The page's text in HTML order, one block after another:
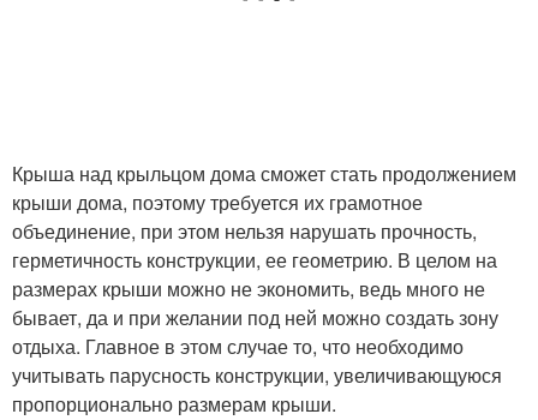
Крыша над крыльцом дома сможет стать продолжением
крыши дома, поэтому требуется их грамотное
объединение, при этом нельзя нарушать прочность,
герметичность конструкции, ее геометрию. В целом на
размерах крыши можно не экономить, ведь много не
бывает, да и при желании под ней можно создать зону
отдыха. Главное в этом случае то, что необходимо
учитывать парусность конструкции, увеличивающуюся
пропорционально размерам крыши.